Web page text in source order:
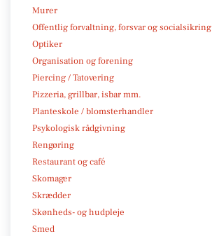
Murer
Offentlig forvaltning, forsvar og socialsikring
Optiker
Organisation og forening
Piercing / Tatovering
Pizzeria, grillbar, isbar mm.
Planteskole / blomsterhandler
Psykologisk rådgivning
Rengøring
Restaurant og café
Skomager
Skrædder
Skønheds- og hudpleje
Smed